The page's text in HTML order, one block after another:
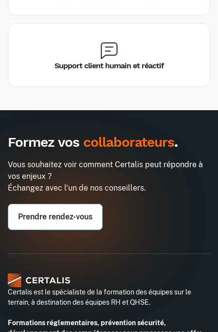
Support client humain et réactif
Faire vivre une culture QSSE sur le
Entreprise*
Téléphone professionnel*
Formez vos collaborateurs.
Vous souhaitez voir comment Certalis peut répondre à
vos enjeux ?
Échangez avec l'un de nos conseillers.
Prendre rendez-vous
Certalis est le spécialiste de la formation des équipes sur le
terrain, à destination des équipes RH et QHSE.
Formations réglementaires, prévention sécurité,